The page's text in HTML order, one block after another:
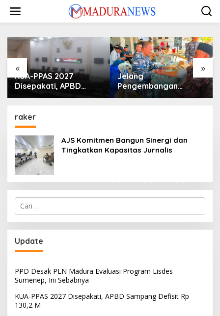
konten
« »
KUA-PPAS 2027
Disepakati, APBD
Sampang Defisit Rp
Jelang
Pengembangan
Lapangan Hidayah,
Nelayan Sampang
raker
AJS Komitmen Bangun Sinergi dan
Tingkatkan Kapasitas Jurnalis
Cari
untuk:
Update
PPD Desak PLN Madura Evaluasi Program Lisdes
Sumenep, Ini Sebabnya
KUA-PPAS 2027 Disepakati, APBD Sampang Defisit Rp
130,2 M